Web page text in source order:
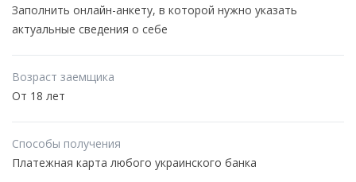
Заполнить онлайн-анкету, в которой нужно указать
актуальные сведения о себе
Возраст заемщика
От 18 лет
Способы получения
Платежная карта любого украинского банка